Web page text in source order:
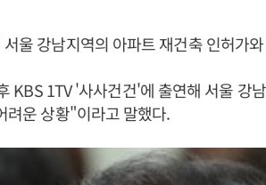
울 강남지역의 아파트 재건축 인허가
KBS 1TV '사사건건'에 출연해 서울 강
려운 상황"이라고 말했다.